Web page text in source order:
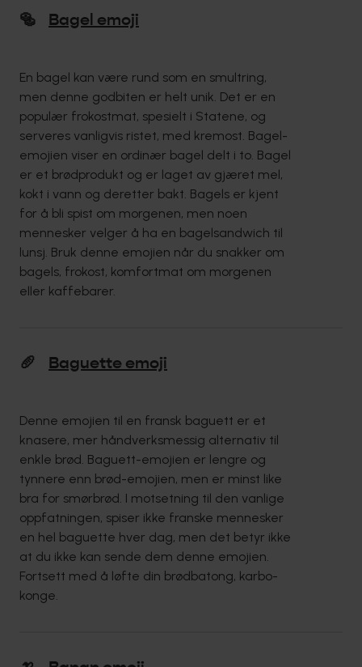
🥯 Bagel emoji
En bagel kan være rund som en smultring,
men denne godbiten er helt unik. Det er en
populær frokostmat, spesielt i Statene, og
serveres vanligvis ristet, med kremost. Bagel-
emojien viser en ordinær bagel delt i to. Bagel
er et brødprodukt og er laget av gjæret mel,
kokt i vann og deretter bakt. Bagels er kjent
for å bli spist om morgenen, men noen
mennesker velger å ha en bagelsandwich til
lunsj. Bruk denne emojien når du snakker om
bagels, frokost, komfortmat om morgenen
eller kaffebarer.
🥖 Baguette emoji
Denne emojien til en fransk baguett er et
knasere, mer håndverksmessig alternativ til
enkle brød. Baguett-emojien er lengre og
tynnere enn brød-emojien, men er minst like
bra for smørbrød. I motsetning til den vanlige
oppfatningen, spiser ikke franske mennesker
en hel baguette hver dag, men det betyr ikke
at du ikke kan sende dem denne emojien.
Fortsett med å løfte din brødbatong, karbo-
konge.